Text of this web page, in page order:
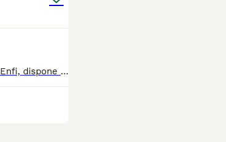
Piccolo e etico allevamento amatoriale riconosciuto Enfi, dispone di splendidi gattini. Sia maschietti che femminucce. Le colorazioni sono Seal Blu e Red in tutte e tre le varietà ( Colourpoint, Mitted e bicolor) I genitori ovviamente sono testati per più di 40 malattie genetiche, compresi Hcm e pkd) FIV e FELV negativi Tutti i gattini saranno ceduti con pedigree enfi Avranno termochip , ciclo vaccinale completo , certificato veterinario di buona salute e Kitten kit. Tutti i nostri gattini sono bel socializzati grazie a continui arricchimenti ambientali durante la loro crescita. Assistenza post cessione Alimentazione mirata che un ottima crescita muscolo scheletrica. Il nostro piccolo allevamento è mirato a selezionare gattini per pet therapy. Si dà la precedenza a persone con disabilità e famiglie con bambini. La selezione dei gattini avviene a seconda dello stile di vita e delle reali aspettative della nuova famiglia. Noi NON spediamo , ne facciamo staffette. La media del costo di un gattino di razza là si può facilmente trovare su Google. Sì richiede se interessati di chiamare e presentarsi. I nostri gatti sono speciali e se non avete tempo di chiamare e presentarvi ma solo di scrivere "prezzo" via messaggio , sicuramente non siete la famiglia giusta !!! Per info e visite siamo a disposizione 3209510180.